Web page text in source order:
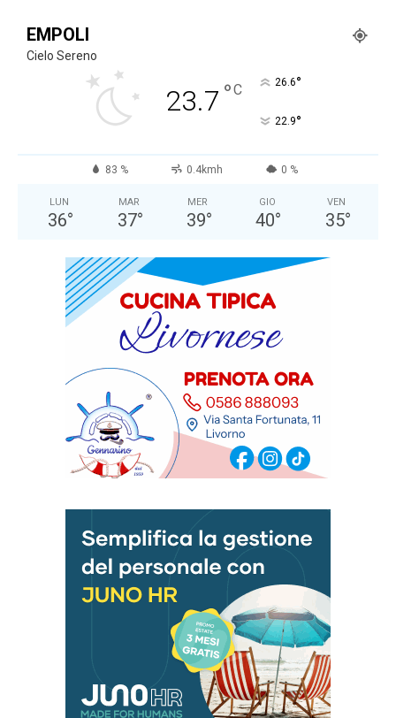
EMPOLI
Cielo Sereno
23.7 °C 26.6°
22.9°
83 % 0.4kmh 0 %
LUN
36°
MAR
37°
MER
39°
GIO
40°
VEN
35°